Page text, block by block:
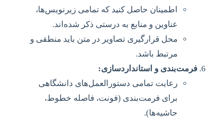
اطمینان حاصل کنید که تمامی زیرنویس‌ها،
عناوین و منابع به درستی ذکر شده‌اند.
محل قرارگیری تصاویر در متن باید منطقی و
مرتبط باشد.
فرمت‌بندی و استانداردسازی:
رعایت تمامی دستورالعمل‌های دانشگاهی
برای فرمت‌بندی (فونت، فاصله خطوط،
حاشیه‌ها).